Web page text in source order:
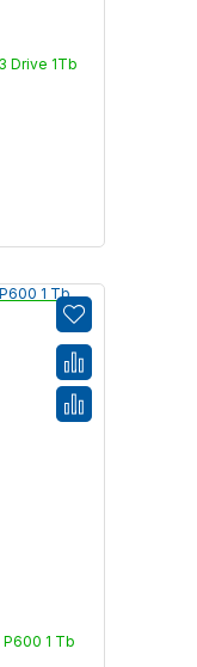
Drive 1Tb
P600 1 Tb